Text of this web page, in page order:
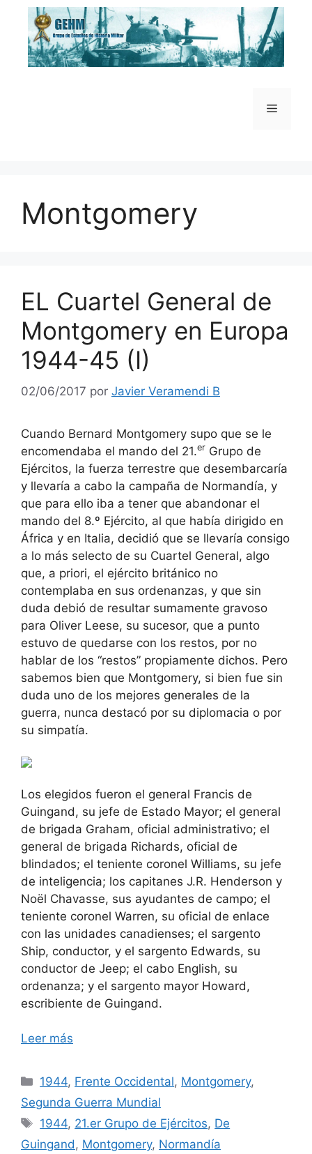
Saltar
contenido
Menú
Montgomery
EL Cuartel General de
Montgomery en Europa
1944-45 (I)
02/06/2017 por Javier Veramendi B
Cuando Bernard Montgomery supo que se le
encomendaba el mando del 21.er Grupo de
Ejércitos, la fuerza terrestre que desembarcaría
y llevaría a cabo la campaña de Normandía, y
que para ello iba a tener que abandonar el
mando del 8.º Ejército, al que había dirigido en
África y en Italia, decidió que se llevaría consigo
a lo más selecto de su Cuartel General, algo
que, a priori, el ejército británico no
contemplaba en sus ordenanzas, y que sin
duda debió de resultar sumamente gravoso
para Oliver Leese, su sucesor, que a punto
estuvo de quedarse con los restos, por no
hablar de los “restos” propiamente dichos. Pero
sabemos bien que Montgomery, si bien fue sin
duda uno de los mejores generales de la
guerra, nunca destacó por su diplomacia o por
su simpatía.
Los elegidos fueron el general Francis de
Guingand, su jefe de Estado Mayor; el general
de brigada Graham, oficial administrativo; el
general de brigada Richards, oficial de
blindados; el teniente coronel Williams, su jefe
de inteligencia; los capitanes J.R. Henderson y
Noël Chavasse, sus ayudantes de campo; el
teniente coronel Warren, su oficial de enlace
con las unidades canadienses; el sargento
Ship, conductor, y el sargento Edwards, su
conductor de Jeep; el cabo English, su
ordenanza; y el sargento mayor Howard,
escribiente de Guingand.
Leer más
Categorías
1944, Frente Occidental, Montgomery,
Segunda Guerra Mundial
Etiquetas
1944, 21.er Grupo de Ejércitos, De
Guingand, Montgomery, Normandía